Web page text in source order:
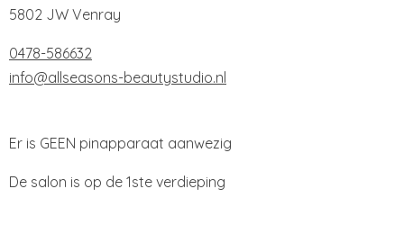
5802 JW Venray
0478-586632
info@allseasons-beautystudio.nl
Er is GEEN pinapparaat aanwezig
De salon is op de 1ste verdieping